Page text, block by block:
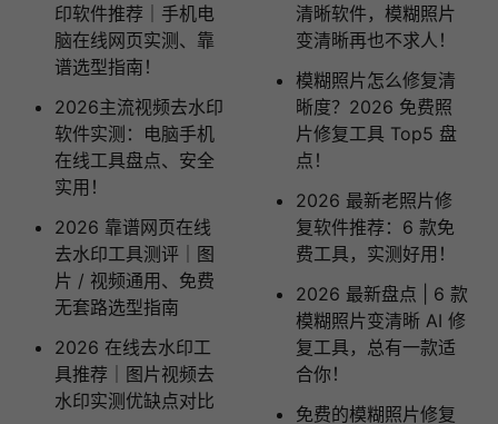
印软件推荐｜手机电
脑在线网页实测、靠
谱选型指南！
2026主流视频去水印
软件实测：电脑手机
在线工具盘点、安全
实用！
2026 靠谱网页在线
去水印工具测评｜图
片 / 视频通用、免费
无套路选型指南
2026 在线去水印工
具推荐｜图片视频去
水印实测优缺点对比
清晰软件，模糊照片
变清晰再也不求人！
模糊照片怎么修复清
晰度？2026 免费照
片修复工具 Top5 盘
点！
2026 最新老照片修
复软件推荐：6 款免
费工具，实测好用！
2026 最新盘点 | 6 款
模糊照片变清晰 AI 修
复工具，总有一款适
合你！
免费的模糊照片修复